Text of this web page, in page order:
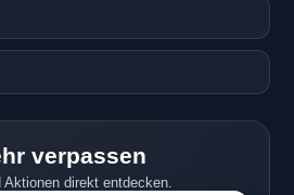
verpassen
Aktionen direkt entdecken.